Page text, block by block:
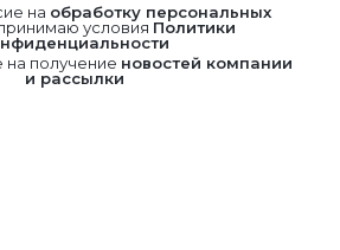
на обработку персональных
условия Политики
получение новостей компании
и рассылки